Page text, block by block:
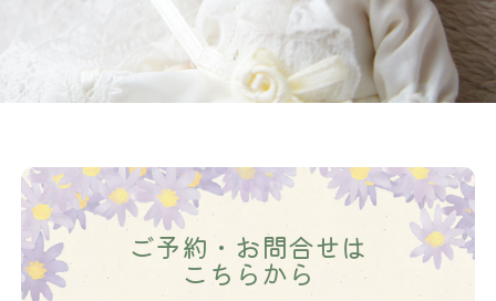
ご予約・お問合せは
こちらから